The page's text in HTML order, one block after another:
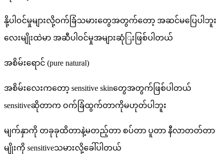
နို့ပါဝင်မှုများလို့ဝက်ခြံသမားတွေအတွက်တော့ အဆင်မပြေပါဘူး
လေးမျိုးထဲမာ အဆီပါဝင်မှုအများဆုံြးဖြစ်ပါတယ်
အစိမ်းရောင် (pure natural)
အစိမ်းလေးကတော့ sensitive skinတွေအတွက်ဖြစ်ပါတယ်
sensitiveဆိုတာက ဝက်ခြံထွက်တာကိုမဟုတ်ပါဘူး
မျက်နှာကို တခုခုထိတာနဲ့မတည့်တာ စပ်တာ ပူတာ နီလာတတ်တာ
မျိုးကို sensitiveသမားလို့ခေါ်ပါတယ်